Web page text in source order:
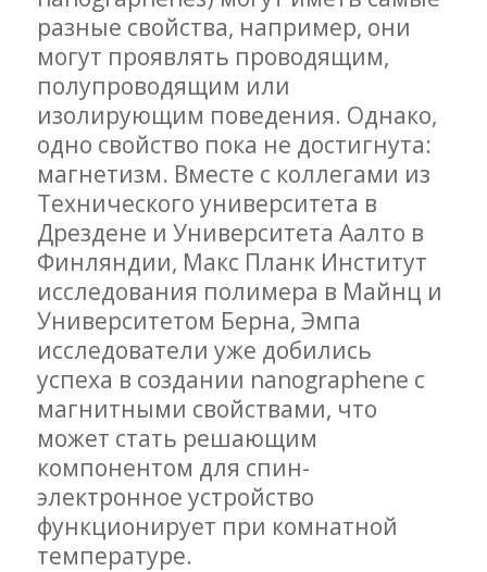
разные свойства, например, они
могут проявлять проводящим,
полупроводящим или
изолирующим поведения. Однако,
одно свойство пока не достигнута:
магнетизм. Вместе с коллегами из
Технического университета в
Дрездене и Университета Аалто в
Финляндии, Макс Планк Институт
исследования полимера в Майнц и
Университетом Берна, Эмпа
исследователи уже добились
успеха в создании nanographene с
магнитными свойствами, что
может стать решающим
компонентом для спин-
электронное устройство
функционирует при комнатной
температуре.